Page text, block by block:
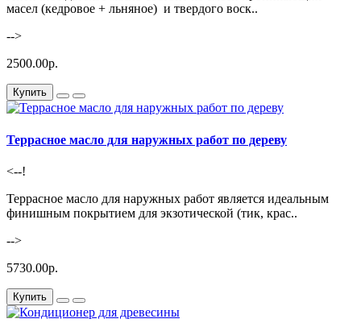
масел (кедровое + льняное) и твердого воск..
-->
2500.00р.
Купить
Террасное масло для наружных работ по дереву
<--!
Террасное масло для наружных работ является идеальным
финишным покрытием для экзотической (тик, крас..
-->
5730.00р.
Купить